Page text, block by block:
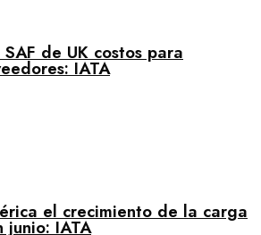
de UK costos para
IATA
el crecimiento de la carga
junio: IATA